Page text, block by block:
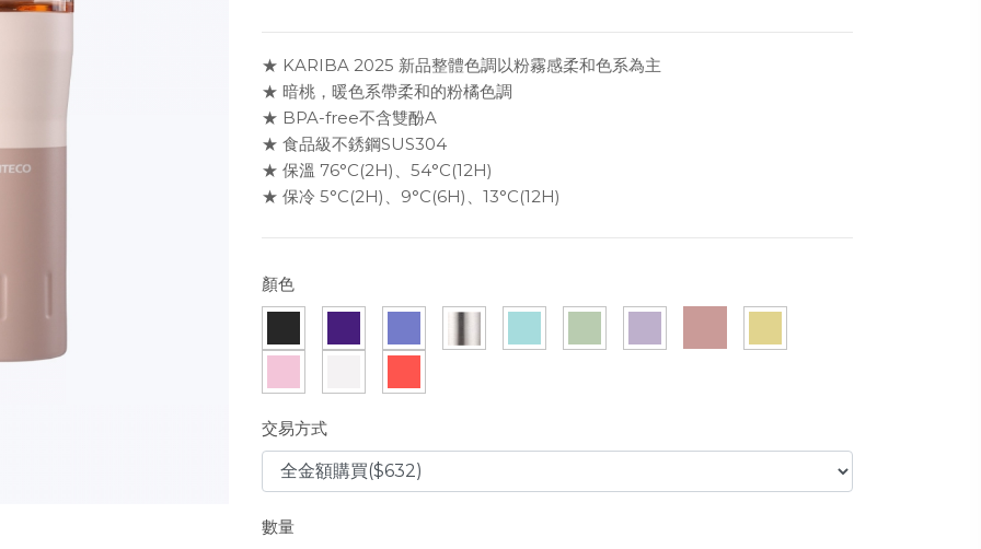
★ KARIBA 2025 新品整體色調以粉霧感柔和色系為主
★ 暗桃，暖色系帶柔和的粉橘色調
★ BPA-free不含雙酚A
★ 食品級不銹鋼SUS304
★ 保溫 76°C(2H)、54°C(12H)
★ 保冷 5°C(2H)、9°C(6H)、13°C(12H)
顏色
交易方式
數量